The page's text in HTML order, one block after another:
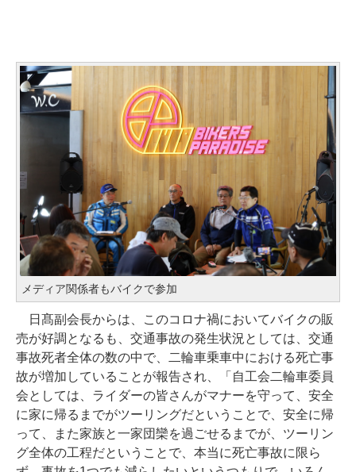
メディア関係者もバイクで参加
日髙副会長からは、このコロナ禍においてバイクの販
売が好調となるも、交通事故の発生状況としては、交通
事故死者全体の数の中で、二輪車乗車中における死亡事
故が増加していることが報告され、「自工会二輪車委員
会としては、ライダーの皆さんがマナーを守って、安全
に家に帰るまでがツーリングだということで、安全に帰
って、また家族と一家団欒を過ごせるまでが、ツーリン
グ全体の工程だということで、本当に死亡事故に限ら